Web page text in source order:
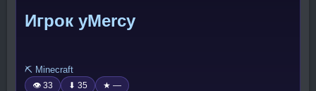
Игрок yMercy
⛏️ Minecraft
👁 33 ⬇ 35 ★ —